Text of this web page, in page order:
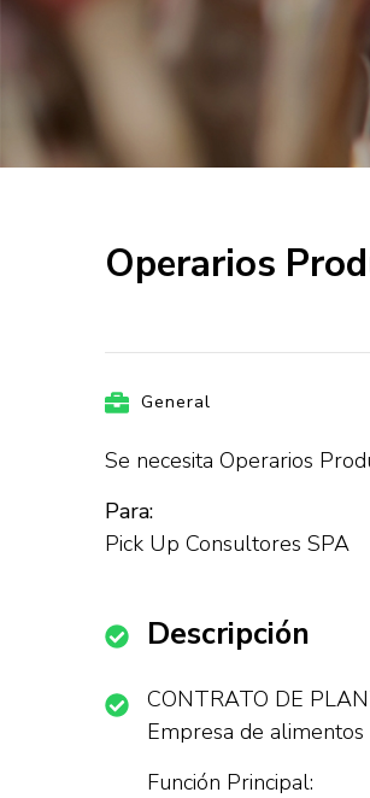
Operarios
General
Se necesita Operarios
Para:
Pick Up Consultores SPA
Descripción
CONTRATO DE
Empresa de
Función Principal: